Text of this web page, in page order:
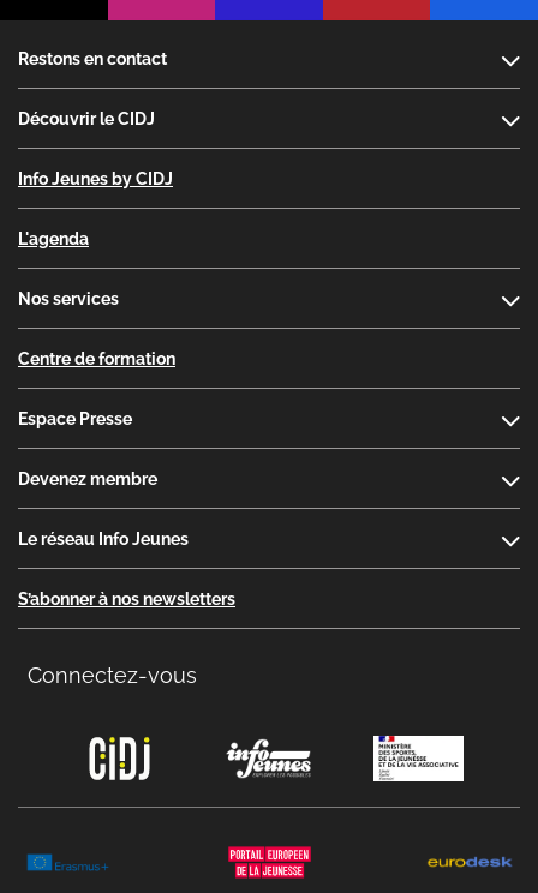
Restons en contact
Découvrir le CIDJ
Info Jeunes by CIDJ
L'agenda
Nos services
Centre de formation
Espace Presse
Devenez membre
Le réseau Info Jeunes
S’abonner à nos newsletters
Connectez-vous